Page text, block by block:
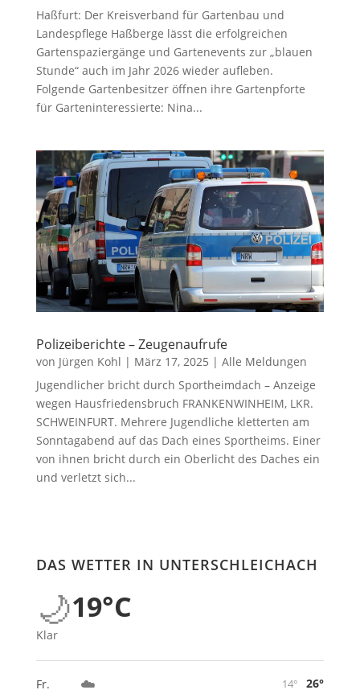
Haßfurt: Der Kreisverband für Gartenbau und
Landespflege Haßberge lässt die erfolgreichen
Gartenspaziergänge und Gartenevents zur „blauen
Stunde“ auch im Jahr 2026 wieder aufleben.
Folgende Gartenbesitzer öffnen ihre Gartenpforte
für Garteninteressierte: Nina...
Polizeiberichte – Zeugenaufrufe
von Jürgen Kohl | März 17, 2025 | Alle Meldungen
Jugendlicher bricht durch Sportheimdach – Anzeige
wegen Hausfriedensbruch FRANKENWINHEIM, LKR.
SCHWEINFURT. Mehrere Jugendliche kletterten am
Sonntagabend auf das Dach eines Sportheims. Einer
von ihnen bricht durch ein Oberlicht des Daches ein
und verletzt sich...
DAS WETTER IN UNTERSCHLEICHACH
🌙19°C
Klar
Fr. ☁️ 14°
26°